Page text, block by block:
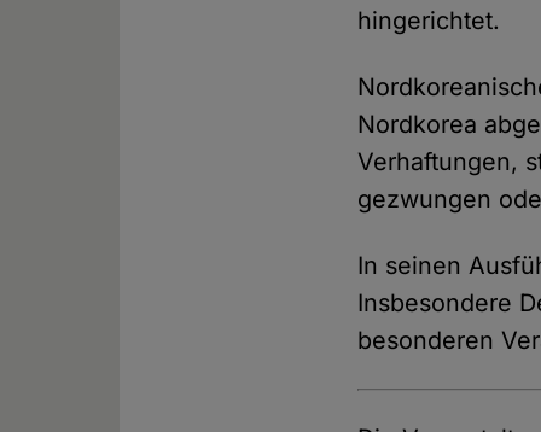
hingerichtet.
Nordkorea
Verhaftungen,
gezwungen
In seinen
Insbesondere
besonderen